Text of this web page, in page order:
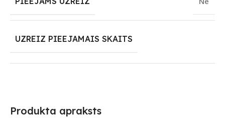
Produkta apraksts
UZREIZ PIEEJAMAIS SKAITS